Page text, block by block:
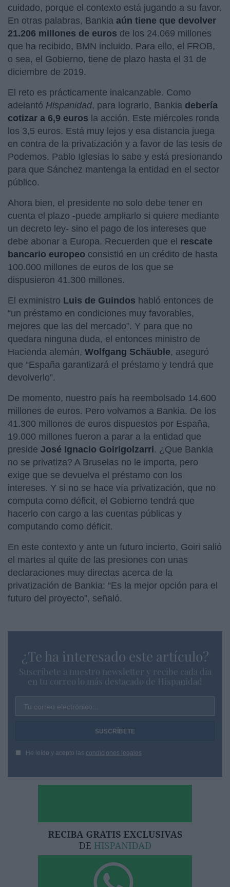
cuidado, porque el contexto está jugando a su favor.
En otras palabras, Bankia aún tiene que devolver
21.206 millones de euros de los 24.069 millones
que ha recibido, BMN incluido. Para ello, el FROB,
o sea, el Gobierno, tiene de plazo hasta el 31 de
diciembre de 2019.
El reto es prácticamente inalcanzable. Como
adelantó Hispanidad, para lograrlo, Bankia debería
cotizar a 6,9 euros la acción. Este miércoles ronda
los 3,5 euros. Está muy lejos y esa distancia juega
en contra de la privatización y a favor de las tesis de
Podemos. Pablo Iglesias lo sabe y está presionando
para que Sánchez mantenga la entidad en el sector
público.
Ahora bien, el presidente no solo debe tener en
cuenta el plazo -puede ampliarlo si quiere mediante
un decreto ley- sino el pago de los intereses que
debe abonar a Europa. Recuerden que el rescate
bancario europeo consistió en un crédito de hasta
100.000 millones de euros de los que se
dispusieron 41.300 millones.
El exministro Luis de Guindos habló entonces de
“un préstamo en condiciones muy favorables,
mejores que las del mercado”. Y para que no
quedara ninguna duda, el entonces ministro de
Hacienda alemán, Wolfgang Schäuble, aseguró
que “España garantizará el préstamo y tendrá que
devolverlo”.
De momento, nuestro país ha reembolsado 14.600
millones de euros. Pero volvamos a Bankia. De los
41.300 millones de euros dispuestos por España,
19.000 millones fueron a parar a la entidad que
preside José Ignacio Goirigolzarri. ¿Que Bankia
no se privatiza? A Bruselas no le importa, pero
exige que se devuelva el préstamo con los
intereses. Y si no se hace vía privatización, que no
computa como déficit, el Gobierno tendrá que
hacerlo con cargo a las cuentas públicas y
computando como déficit.
En este contexto y ante un futuro incierto, Goiri salió
el martes al quite de las presiones con unas
declaraciones muy directas acerca de la
privatización de Bankia: “Es la mejor opción para el
futuro del proyecto”, señaló.
¿Te ha interesado este artículo?
Suscríbete a nuestro newsletter y recibe cada dia
en tu correo lo más destacado de Hispanidad
Tu correo electrónico...
He leído y acepto las condiciones legales